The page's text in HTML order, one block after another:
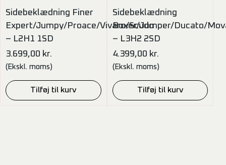
Sidebeklædning Finer
Expert/Jumpy/Proace/Vivaro/Scudo
– L2H1 1SD
3.699,00 kr.
(Ekskl. moms)
Tilføj til kurv
Sidebeklædning
Boxer/Jumper/Ducato/
– L3H2 2SD
4.399,00 kr.
(Ekskl. moms)
Tilføj til kurv